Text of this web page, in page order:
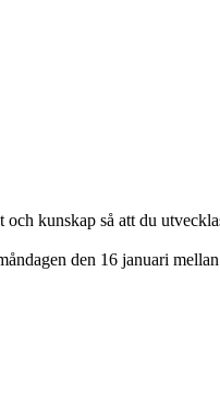
kunskap så att du
den 16 januari